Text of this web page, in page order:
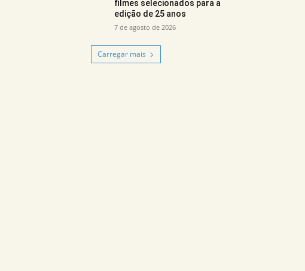
filmes selecionados para a
edição de 25 anos
7 de agosto de 2026
Carregar mais